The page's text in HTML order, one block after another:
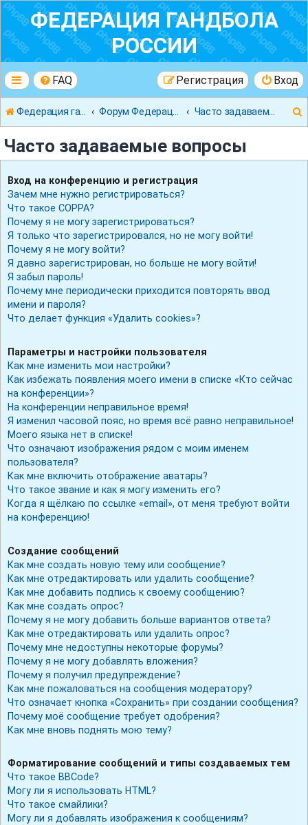
ФЕДЕРАЦИЯ ГАНДБОЛА
РОССИИ
FAQ Вход
Регистрация
Федерация гандбола России
Часто задаваемые вопросы
Вход на конференцию и регистрация
Зачем мне нужно регистрироваться?
Что такое COPPA?
Почему я не могу зарегистрироваться?
Я только что зарегистрировался, но не могу войти!
Почему я не могу войти?
Я давно зарегистрирован, но больше не могу войти!
Я забыл пароль!
Почему мне периодически приходится повторять ввод
имени и пароля?
Что делает функция «Удалить cookies»?
Параметры и настройки пользователя
Как мне изменить мои настройки?
Как избежать появления моего имени в списке «Кто сейчас
на конференции»?
На конференции неправильное время!
Я изменил часовой пояс, но время всё равно неправильное!
Моего языка нет в списке!
Что означают изображения рядом с моим именем
пользователя?
Как мне включить отображение аватары?
Что такое звание и как я могу изменить его?
Когда я щёлкаю по ссылке «email», от меня требуют войти
на конференцию!
Создание сообщений
Как мне создать новую тему или сообщение?
Как мне отредактировать или удалить сообщение?
Как мне добавить подпись к своему сообщению?
Как мне создать опрос?
Почему я не могу добавить больше вариантов ответа?
Как мне отредактировать или удалить опрос?
Почему мне недоступны некоторые форумы?
Почему я не могу добавлять вложения?
Почему я получил предупреждение?
Как мне пожаловаться на сообщения модератору?
Что означает кнопка «Сохранить» при создании сообщения?
Почему моё сообщение требует одобрения?
Как мне вновь поднять мою тему?
Форматирование сообщений и типы создаваемых тем
Что такое BBCode?
Могу ли я использовать HTML?
Что такое смайлики?
Могу ли я добавлять изображения к сообщениям?